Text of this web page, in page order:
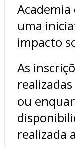
uma
impacto
As
ou
realizada